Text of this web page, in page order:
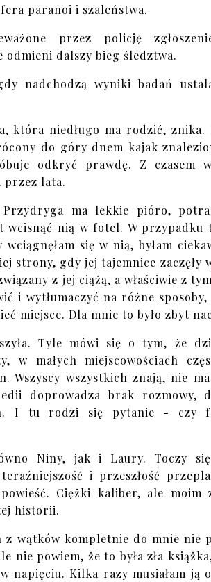
paranoi i szaleństwa.
przez policję
dalszy bieg śledztwa.
nadchodzą wyniki badań
która niedługo ma rodzić, znika.
do góry dnem kajak
odkryć prawdę. Z czasem
przez lata.
ma lekkie pióro,
nią w fotel. W przypadku
się w nią, byłam
strony, gdy jej tajemnice zaczęły
z jej ciążą, a właściwie z
i wytłumaczyć na różne
miejsce. Dla mnie to było zbyt
Tyle mówi się o tym, że
w małych miejscowościach
Wszyscy wszystkich znają, nie
doprowadza brak rozmowy,
I tu rodzi się pytanie - czy
Niny, jak i Laury. Toczy
i przeszłość
Ciężki kaliber, ale moim
historii.
z wątków kompletnie do mnie nie
nie powiem, że to była zła
Kilka razy musiałam ją